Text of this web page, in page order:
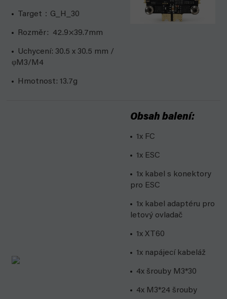
Target：G_H_30
Rozměr: 42.9×39.7mm
Uchycení: 30.5 x 30.5 mm /
φM3/M4
Hmotnost: 13.7g
Obsah balení:
1x FC
1x ESC
1x kabel s konektory
pro ESC
1x kabel adaptéru pro
letový ovladač
1x XT60
1x napájecí kabeláž
4x šrouby M3*30
4x M3*24 šrouby